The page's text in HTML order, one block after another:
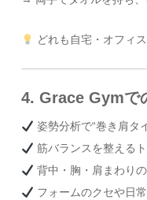
どれも自宅・オフィ
4. Grace Gymで
姿勢分析で“巻き肩タ
筋バランスを整える
背中・胸・肩まわり
フォームのクセや日